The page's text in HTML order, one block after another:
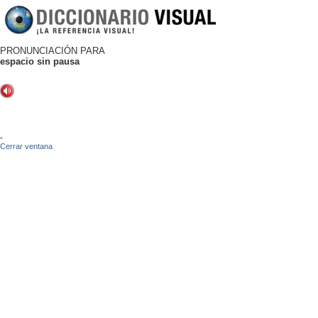
PRONUNCIACIÓN PARA
espacio sin pausa
-
Cerrar ventana